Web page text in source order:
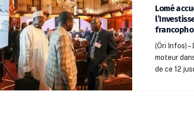
Lomé
(Öri Infos)
moteur
de ce 12